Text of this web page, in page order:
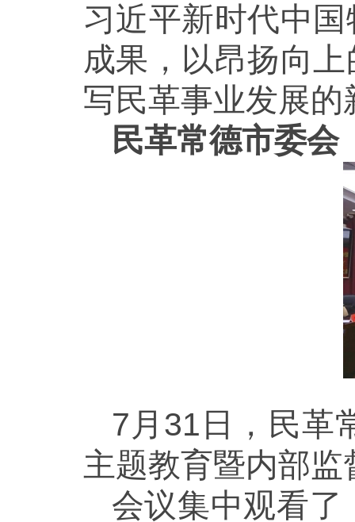
习近平新时代中
成果，以昂扬向
写民革事业发展的
民革常德市委会
7月31日，民革
主题教育暨内部
会议集中观看